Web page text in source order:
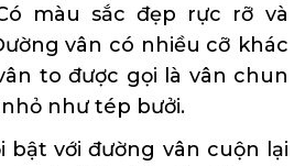
màu sắc đẹp rực rỡ và
vân có nhiều cỡ khác
to được gọi là vân chun
như tép bưởi.
bật với đường vân cuộn lại